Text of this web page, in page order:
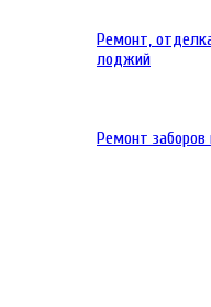
Ремонт,
лоджий
Ремонт